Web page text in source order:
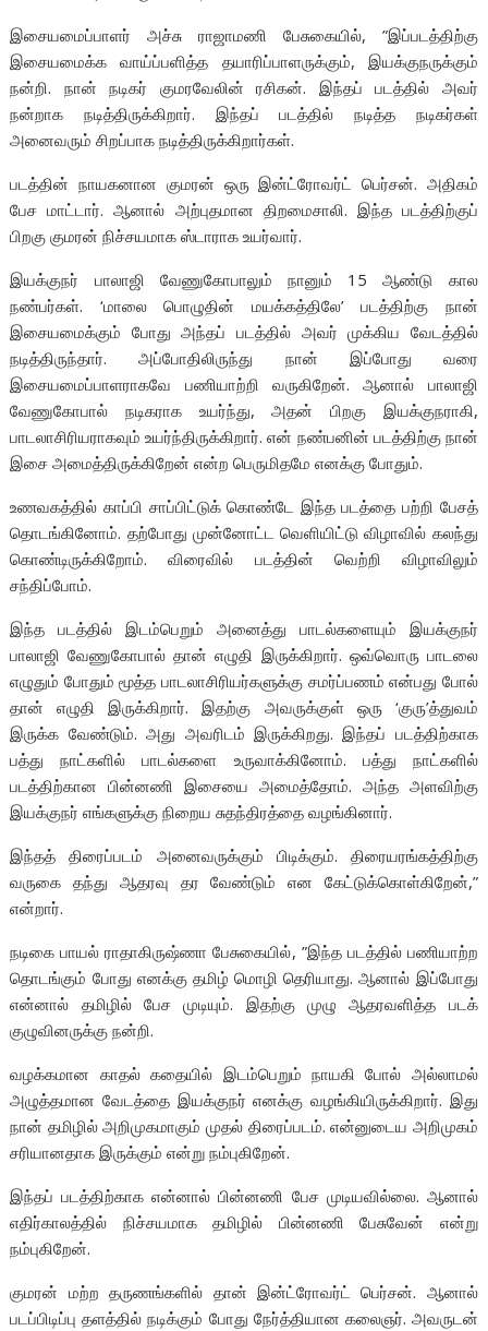
இசையமைப்பாளர் அச்சு ராஜாமணி பேசுகையில், ”இப்படத்திற்கு
இசையமைக்க வாய்ப்பளித்த தயாரிப்பாளருக்கும், இயக்குநருக்கும்
நன்றி. நான் நடிகர் குமரவேலின் ரசிகன். இந்தப் படத்தில் அவர்
நன்றாக நடித்திருக்கிறார். இந்தப் படத்தில் நடித்த நடிகர்கள்
அனைவரும் சிறப்பாக நடித்திருக்கிறார்கள்.
படத்தின் நாயகனான குமரன் ஒரு இன்ட்ரோவர்ட் பெர்சன். அதிகம்
பேச மாட்டார். ஆனால் அற்புதமான திறமைசாலி. இந்த படத்திற்குப்
பிறகு குமரன் நிச்சயமாக ஸ்டாராக உயர்வார்.
இயக்குநர் பாலாஜி வேணுகோபாலும் நானும் 15 ஆண்டு கால
நண்பர்கள். ‘மாலை பொழுதின் மயக்கத்திலே’ படத்திற்கு நான்
இசையமைக்கும் போது அந்தப் படத்தில் அவர் முக்கிய வேடத்தில்
நடித்திருந்தார். அப்போதிலிருந்து நான் இப்போது வரை
இசையமைப்பாளராகவே பணியாற்றி வருகிறேன். ஆனால் பாலாஜி
வேணுகோபால் நடிகராக உயர்ந்து, அதன் பிறகு இயக்குநராகி,
பாடலாசிரியராகவும் உயர்ந்திருக்கிறார். என் நண்பனின் படத்திற்கு நான்
இசை அமைத்திருக்கிறேன் என்ற பெருமிதமே எனக்கு போதும்.
உணவகத்தில் காப்பி சாப்பிட்டுக் கொண்டே இந்த படத்தை பற்றி பேசத்
தொடங்கினோம். தற்போது முன்னோட்ட வெளியிட்டு விழாவில் கலந்து
கொண்டிருக்கிறோம். விரைவில் படத்தின் வெற்றி விழாவிலும்
சந்திப்போம்.
இந்த படத்தில் இடம்பெறும் அனைத்து பாடல்களையும் இயக்குநர்
பாலாஜி வேணுகோபால் தான் எழுதி இருக்கிறார். ஒவ்வொரு பாடலை
எழுதும் போதும் மூத்த பாடலாசிரியர்களுக்கு சமர்ப்பணம் என்பது போல்
தான் எழுதி இருக்கிறார். இதற்கு அவருக்குள் ஒரு ‘குரு’த்துவம்
இருக்க வேண்டும். அது அவரிடம் இருக்கிறது. இந்தப் படத்திற்காக
பத்து நாட்களில் பாடல்களை உருவாக்கினோம். பத்து நாட்களில்
படத்திற்கான பின்னணி இசையை அமைத்தோம். அந்த அளவிற்கு
இயக்குநர் எங்களுக்கு நிறைய சுதந்திரத்தை வழங்கினார்.
இந்தத் திரைப்படம் அனைவருக்கும் பிடிக்கும். திரையரங்கத்திற்கு
வருகை தந்து ஆதரவு தர வேண்டும் என கேட்டுக்கொள்கிறேன்,”
என்றார்.
நடிகை பாயல் ராதாகிருஷ்ணா பேசுகையில், ”இந்த படத்தில் பணியாற்ற
தொடங்கும் போது எனக்கு தமிழ் மொழி தெரியாது. ஆனால் இப்போது
என்னால் தமிழில் பேச முடியும். இதற்கு முழு ஆதரவளித்த படக்
குழுவினருக்கு நன்றி.
வழக்கமான காதல் கதையில் இடம்பெறும் நாயகி போல் அல்லாமல்
அழுத்தமான வேடத்தை இயக்குநர் எனக்கு வழங்கியிருக்கிறார். இது
நான் தமிழில் அறிமுகமாகும் முதல் திரைப்படம். என்னுடைய அறிமுகம்
சரியானதாக இருக்கும் என்று நம்புகிறேன்.
இந்தப் படத்திற்காக என்னால் பின்னணி பேச முடியவில்லை. ஆனால்
எதிர்காலத்தில் நிச்சயமாக தமிழில் பின்னணி பேசுவேன் என்று
நம்புகிறேன்.
குமரன் மற்ற தருணங்களில் தான் இன்ட்ரோவர்ட் பெர்சன். ஆனால்
படப்பிடிப்பு தளத்தில் நடிக்கும் போது நேர்த்தியான கலைஞர். அவருடன்